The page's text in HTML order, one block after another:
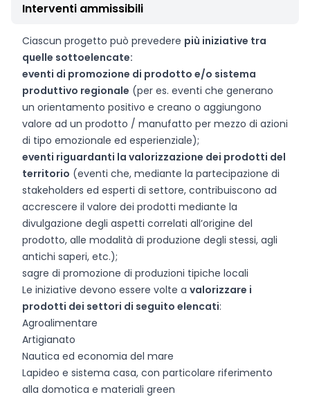
Interventi ammissibili
Ciascun progetto può prevedere più iniziative tra
quelle sottoelencate:
eventi di promozione di prodotto e/o sistema
produttivo regionale (per es. eventi che generano
un orientamento positivo e creano o aggiungono
valore ad un prodotto / manufatto per mezzo di azioni
di tipo emozionale ed esperienziale);
eventi riguardanti la valorizzazione dei prodotti del
territorio (eventi che, mediante la partecipazione di
stakeholders ed esperti di settore, contribuiscono ad
accrescere il valore dei prodotti mediante la
divulgazione degli aspetti correlati all’origine del
prodotto, alle modalità di produzione degli stessi, agli
antichi saperi, etc.);
sagre di promozione di produzioni tipiche locali
Le iniziative devono essere volte a valorizzare i
prodotti dei settori di seguito elencati:
Agroalimentare
Artigianato
Nautica ed economia del mare
Lapideo e sistema casa, con particolare riferimento
alla domotica e materiali green